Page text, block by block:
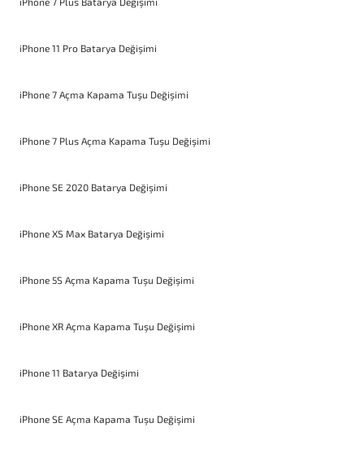
iPhone 11 Pro Batarya Değişimi
iPhone 7 Açma Kapama Tuşu Değişimi
iPhone 7 Plus Açma Kapama Tuşu Değişimi
iPhone SE 2020 Batarya Değişimi
iPhone XS Max Batarya Değişimi
iPhone 5S Açma Kapama Tuşu Değişimi
iPhone XR Açma Kapama Tuşu Değişimi
iPhone 11 Batarya Değişimi
iPhone SE Açma Kapama Tuşu Değişimi